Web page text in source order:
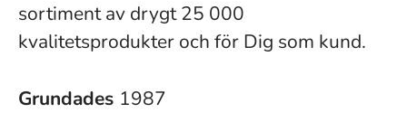
sortiment av drygt 25 000
kvalitetsprodukter och för Dig som kund.
Grundades 1987